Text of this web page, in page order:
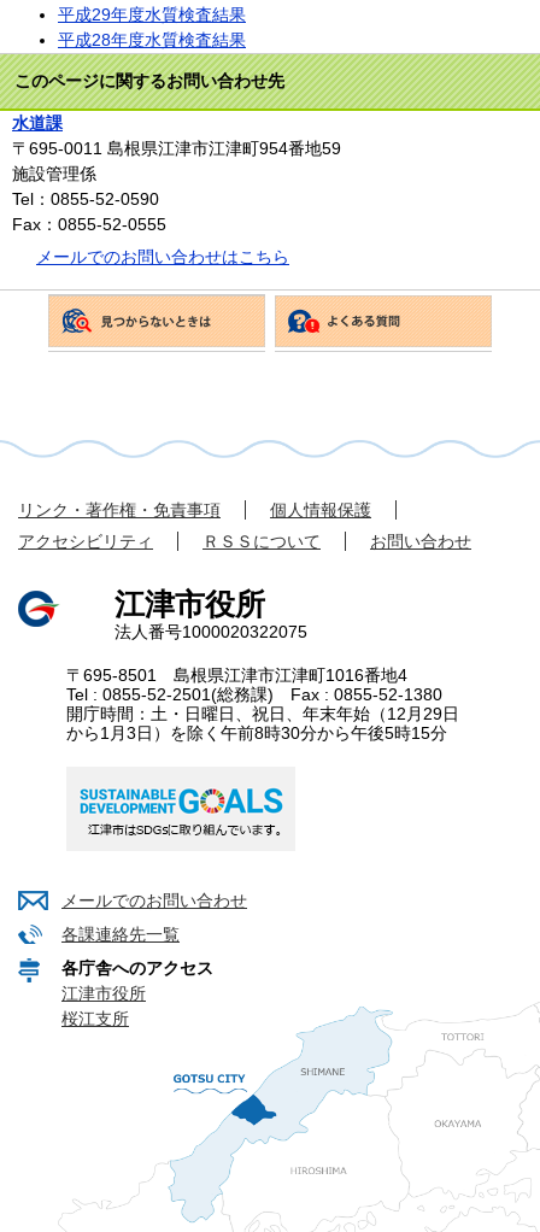
平成29年度水質検査結果
平成28年度水質検査結果
このページに関するお問い合わせ先
水道課
〒695-0011 島根県江津市江津町954番地59
施設管理係
Tel：0855-52-0590
Fax：0855-52-0555
メールでのお問い合わせはこちら
リンク・著作権・免責事項
個人情報保護
アクセシビリティ
ＲＳＳについて お問い合わせ
江津市役所
法人番号1000020322075
〒695-8501 島根県江津市江津町1016番地4
Tel : 0855-52-2501(総務課) Fax : 0855-52-1380
開庁時間：土・日曜日、祝日、年末年始（12月29日
から1月3日）を除く午前8時30分から午後5時15分
メールでのお問い合わせ
各課連絡先一覧
各庁舎へのアクセス
江津市役所
桜江支所